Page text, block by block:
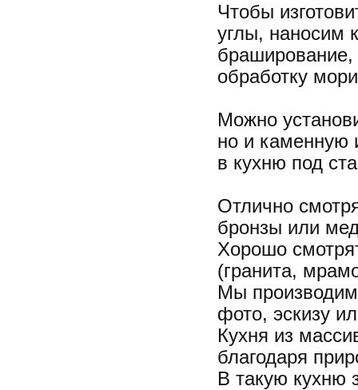
Чтобы
углы, наносим
браширование,
обработку
Можно
но и каменную
в кухню под
Отлично
бронзы или
Хорошо
(гранита,
Мы
фото, эскизу
Кухня из
благодаря
В такую кухню